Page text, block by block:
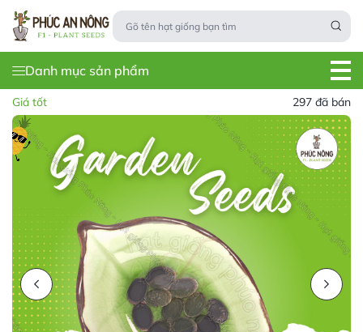
Danh mục sản phẩm
Giá tốt 297 đã bán